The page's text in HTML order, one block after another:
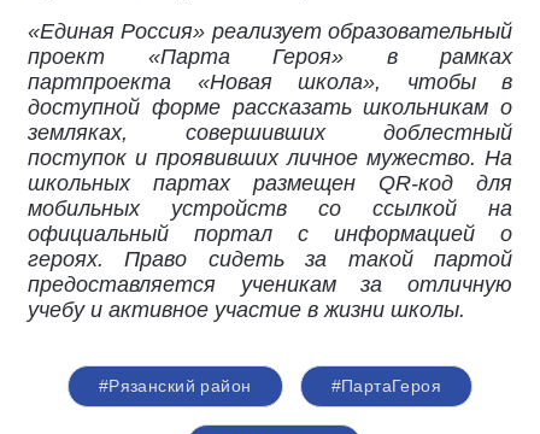
«Единая Россия» реализует образовательный
проект «Парта Героя» в рамках
партпроекта «Новая школа», чтобы в
доступной форме рассказать школьникам о
земляках, совершивших доблестный
поступок и проявивших личное мужество. На
школьных партах размещен QR-код для
мобильных устройств со ссылкой на
официальный портал с информацией о
героях. Право сидеть за такой партой
предоставляется ученикам за отличную
учебу и активное участие в жизни школы.
#Рязанский район #ПартаГероя